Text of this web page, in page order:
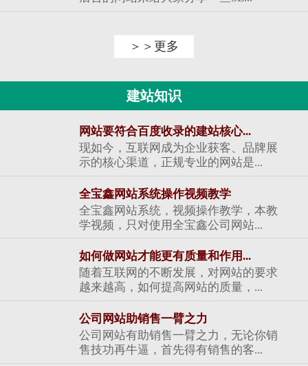
＞＞更多
建站知识
网站要符合百度收录的建站核心...
现如今，互联网成为企业获客、品牌展
示的核心渠道，正规专业的网站是...
全宝鑫网站系统操作视频教学
全宝鑫网站系统，视频操作教学，本教
学视频，只对使用全宝鑫公司网站...
如何做网站才能更有质量和作用...
随着互联网的不断发展，对网站的要求
越来越高，如何提高网站的质量，...
公司网站助销售一臂之力
公司网站有助销售一臂之力，无论你销
售技功再牛逼，首先得有销售的客...